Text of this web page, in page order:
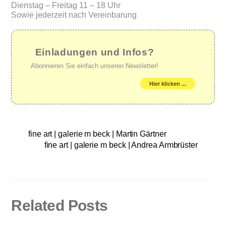
Dienstag – Freitag 11 – 18 Uhr
Sowie jederzeit nach Vereinbarung
Einladungen und Infos?
Abonnieren Sie einfach unseren Newsletter!
Hier klicken ...
fine art | galerie m beck | Martin Gärtner
fine art | galerie m beck | Andrea Armbrüster
Related Posts